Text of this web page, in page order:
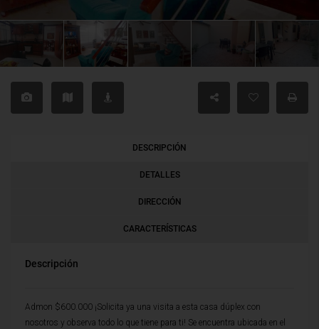
DESCRIPCIÓN
DETALLES
DIRECCIÓN
CARACTERÍSTICAS
Descripción
Admon $600.000 ¡Solicita ya una visita a esta casa dúplex con
nosotros y observa todo lo que tiene para ti! Se encuentra ubicada en el